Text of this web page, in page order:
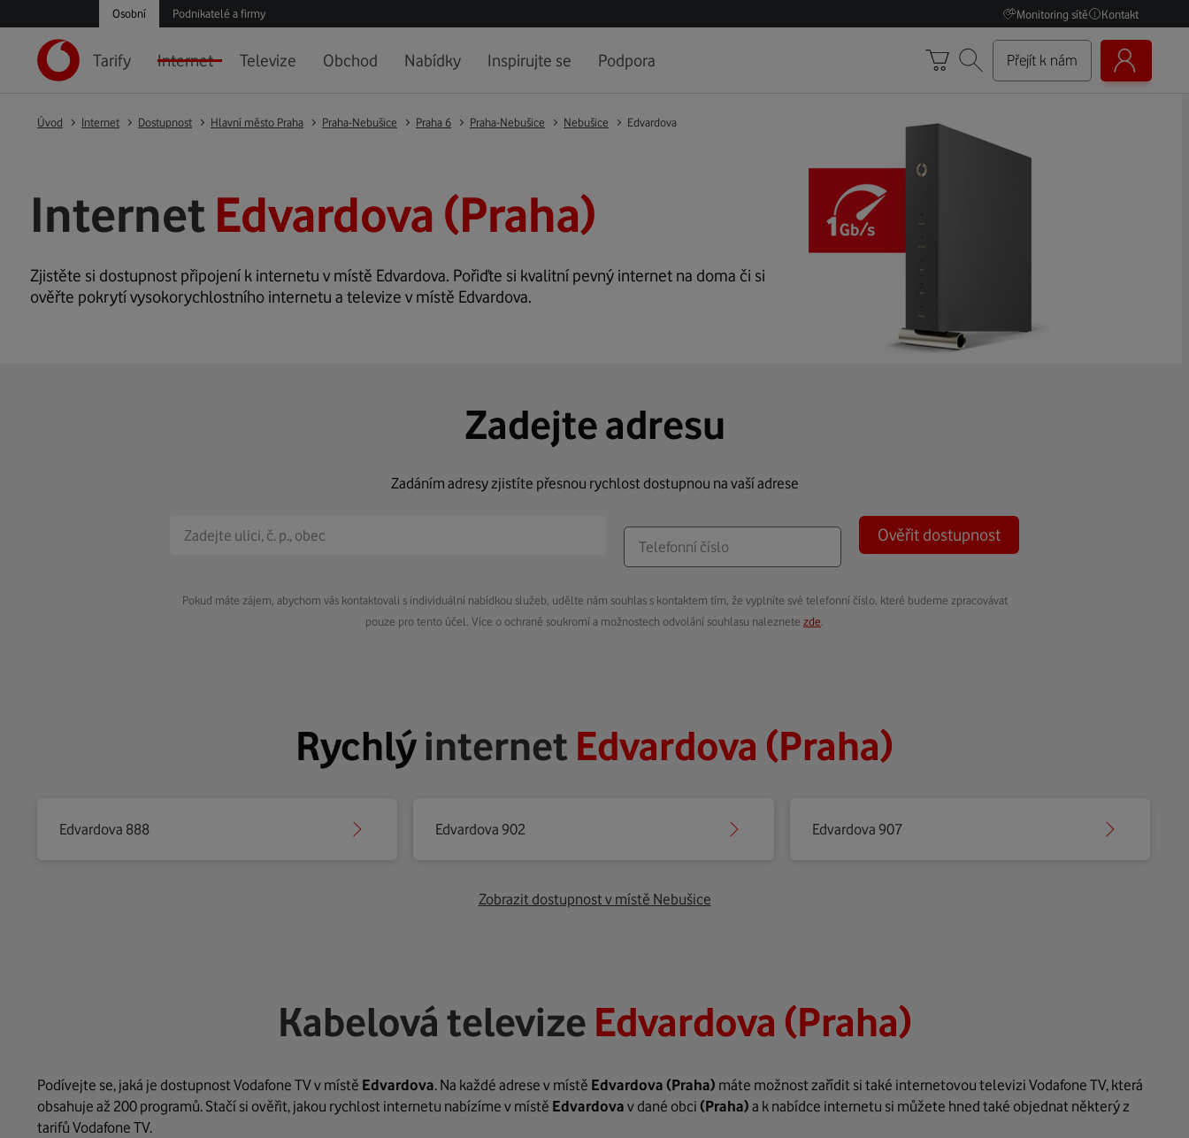
Osobní Podnikatelé a firmy Monitoring sítě Kontakt
Tarify Internet Televize Obchod Nabídky Inspirujte se Podpora Přejít k nám
Úvod Internet Dostupnost Hlavní město Praha Praha-Nebušice Praha 6 Praha-Nebušice Nebušice Edvardova
Internet Edvardova (Praha)
Zjistěte si dostupnost připojení k internetu v místě Edvardova. Pořiďte si kvalitní pevný internet na doma či si
ověřte pokrytí vysokorychlostního internetu a televize v místě Edvardova.
Zadejte adresu
Zadáním adresy zjistíte přesnou rychlost dostupnou na vaší adrese
Ověřit dostupnost
Pokud máte zájem, abychom vás kontaktovali s individuální nabídkou služeb, udělte nám souhlas s kontaktem tím, že vyplníte své telefonní číslo, které budeme zpracovávat
pouze pro tento účel. Více o ochraně soukromí a možnostech odvolání souhlasu naleznete zde
Rychlýinternet Edvardova (Praha)
Edvardova 888 Edvardova 902 Edvardova 907
Zobrazit dostupnost v místě Nebušice
Kabelová televize Edvardova (Praha)
Podívejte se, jaká je dostupnost Vodafone TV v místě Edvardova. Na každé adrese v místě Edvardova (Praha) máte možnost zařídit si také internetovou televizi Vodafone TV, která
obsahuje až 200 programů. Stačí si ověřit, jakou rychlost internetu nabízíme v místě Edvardova v dané obci (Praha) a k nabídce internetu si můžete hned také objednat některý z
tarifů Vodafone TV.